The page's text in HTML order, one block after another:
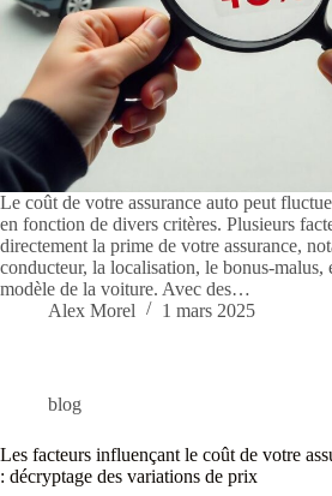
Le coût de votre assurance auto peut
en fonction de divers critères. Plusieurs
directement la prime de votre assurance,
conducteur, la localisation, le bonus-malus,
modèle de la voiture. Avec des…
Alex Morel
1 mars 2025
blog
Les facteurs influençant le coût de votre
: décryptage des variations de prix